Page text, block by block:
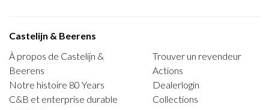
Castelijn & Beerens
À propos de Castelijn &
Beerens
Notre histoire 80 Years
C&B et enterprise durable
Trouver un revendeur
Actions
Dealerlogin
Collections